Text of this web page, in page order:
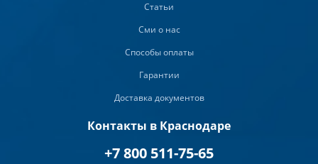
Статьи
Сми о нас
Способы оплаты
Гарантии
Доставка документов
Контакты в Краснодаре
+7 800 511-75-65